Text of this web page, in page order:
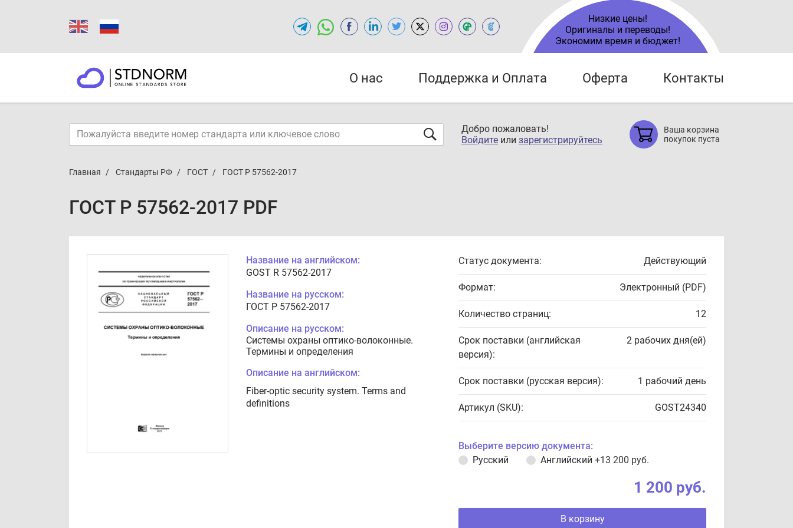
Низкие цены!
Оригиналы и переводы!
Экономим время и бюджет!
О нас Поддержка и Оплата Оферта Контакты
Добро пожаловать!
Войдите или зарегистрируйтесь
Ваша корзина
покупок пуста
Главная Стандарты РФ ГОСТ ГОСТ Р 57562-2017
ГОСТ Р 57562-2017 PDF
Название на английском:
GOST R 57562-2017
Название на русском:
ГОСТ Р 57562-2017
Описание на русском:
Системы охраны оптико-волоконные.
Термины и определения
Описание на английском:
Fiber-optic security system. Terms and
definitions
Статус документа: Действующий
Формат: Электронный (PDF)
Количество страниц: 12
Срок поставки (английская
версия):
2 рабочих дня(ей)
Срок поставки (русская версия): 1 рабочий день
Артикул (SKU): GOST24340
Выберите версию документа:
Русский
Английский +13 200 руб.
1 200 руб.
В корзину